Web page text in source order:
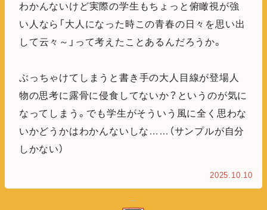
わかんないけど実際の学生もちょっと俯瞰視が強
い人なら「大人になった時この青春の日々を思い出
して云々～」って考えたことあるんだろうか。
ぶっちゃけてしまうと書き手の大人目線が登場人
物の思考に露骨に侵食してないか？というのが気に
なってしまう。でも学生がそういう風に全く思わな
いかどうかはわかんないしな……（サンプルが自分
しかない）
2025.10.10